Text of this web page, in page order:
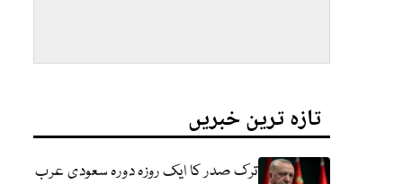
تازہ ترین خبریں
ترک صدر کا ایک روزہ دورہ سعودی عرب